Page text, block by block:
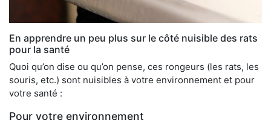
En apprendre un peu plus sur le côté nuisible des rats
pour la santé
Quoi qu’on dise ou qu’on pense, ces rongeurs (les rats, les
souris, etc.) sont nuisibles à votre environnement et pour
votre santé :
Pour votre environnement